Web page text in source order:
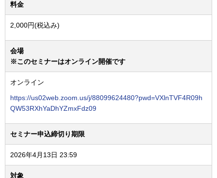
料金
2,000円(税込み)
会場
※このセミナーはオンライン開催です
オンライン
https://us02web.zoom.us/j/88099624480?pwd=VXlnTVF4R09h
QW53RXhYaDhYZmxFdz09
セミナー申込締切り期限
2026年4月13日 23:59
対象